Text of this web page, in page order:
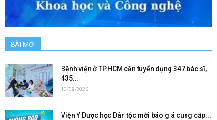
BÀI MỚI
Bệnh viện ở TP.HCM cần tuyển dụng 347 bác sĩ,
435...
10/08/2026
Viện Y Dược học Dân tộc mời báo giá cung cấp...